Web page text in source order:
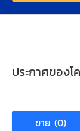
ประกาศของ
ขาย (0)